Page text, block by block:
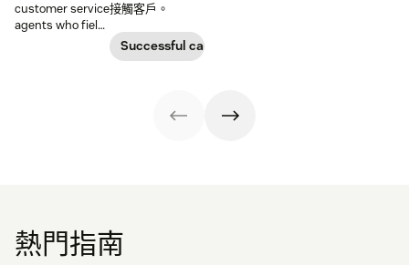
customer service
agents who field
接觸客戶。
Successful call center
熱門指南